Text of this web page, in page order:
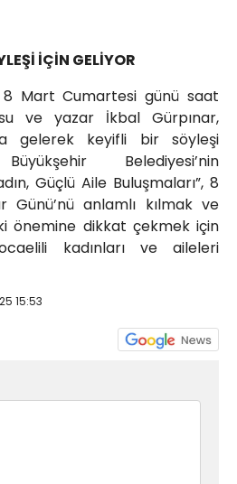
İÇİN GELİYOR
8 Mart Cumartesi günü saat
ve yazar İkbal Gürpınar,
gelerek keyifli bir söyleşi
Belediyesi’nin
Güçlü Aile Buluşmaları”, 8
Günü’nü anlamlı kılmak ve
önemine dikkat çekmek için
kadınları ve aileleri
15:53